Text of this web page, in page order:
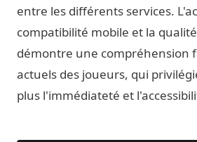
entre les différents services.
compatibilité mobile et la
démontre une compréhension
actuels des joueurs, qui
plus l'immédiateté et